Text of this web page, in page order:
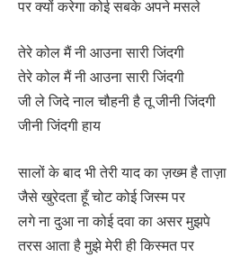
पर क्यों करेगा कोई सबके अपने मसले
तेरे कोल मैं नी आउना सारी जिंदगी
तेरे कोल मैं नी आउना सारी जिंदगी
जी ले जिदे नाल चौहनी है तू जीनी जिंदगी
जीनी जिंदगी हाय
सालों के बाद भी तेरी याद का ज़ख्म है ताज़ा
जैसे खुरेदता हूँ चोट कोई जिस्म पर
लगे ना दुआ ना कोई दवा का असर मुझपे
तरस आता है मुझे मेरी ही किस्मत पर